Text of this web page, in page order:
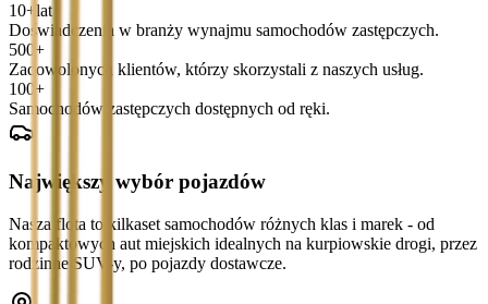
10+ lat
Doświadczenia w branży wynajmu samochodów zastępczych.
500+
Zadowolonych klientów, którzy skorzystali z naszych usług.
100+
Samochodów zastępczych dostępnych od ręki.
Największy wybór pojazdów
Nasza flota to kilkaset samochodów różnych klas i marek - od
kompaktowych aut miejskich idealnych na kurpiowskie drogi, przez
rodzinne SUV-y, po pojazdy dostawcze.